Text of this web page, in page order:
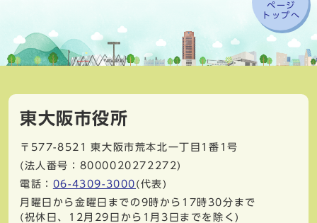
ページ
トップへ
東大阪市役所
〒577-8521
東大阪市荒本北一丁目1番1号
(法人番号：8000020272272)
電話： 06-4309-3000 (代表)
月曜日から金曜日までの9時から17時30分まで
(祝休日、12月29日から1月3日までを除く)